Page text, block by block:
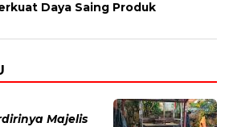
Daya Saing Produk
Majelis